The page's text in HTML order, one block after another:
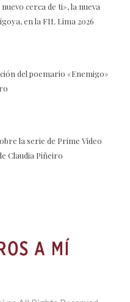
cerca de ti», la nueva
en la FIL Lima 2026
del poemario «Enemigo»
la serie de Prime Video
Claudia Piñeiro